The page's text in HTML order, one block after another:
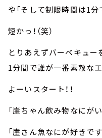
や「そして制限時間は1分
短かっ！（笑）
とりあえずバーベキュー
1分間で誰が一番素敵なエ
よーいスタート！！
「崖ちゃん飲み物なにがい
「崖さん魚なにが好きです